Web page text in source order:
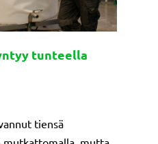
tunteella
tiensä